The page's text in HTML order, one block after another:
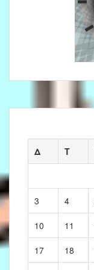
Δ
Τ
3 4
10 11
17 18